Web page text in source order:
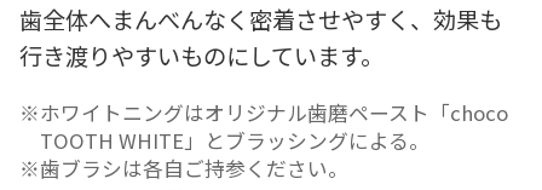
歯全体へまんべんなく密着させやすく、効果も
行き渡りやすいものにしています。
ホワイトニングはオリジナル歯磨ペースト「choco
TOOTH WHITE」とブラッシングによる。
歯ブラシは各自ご持参ください。